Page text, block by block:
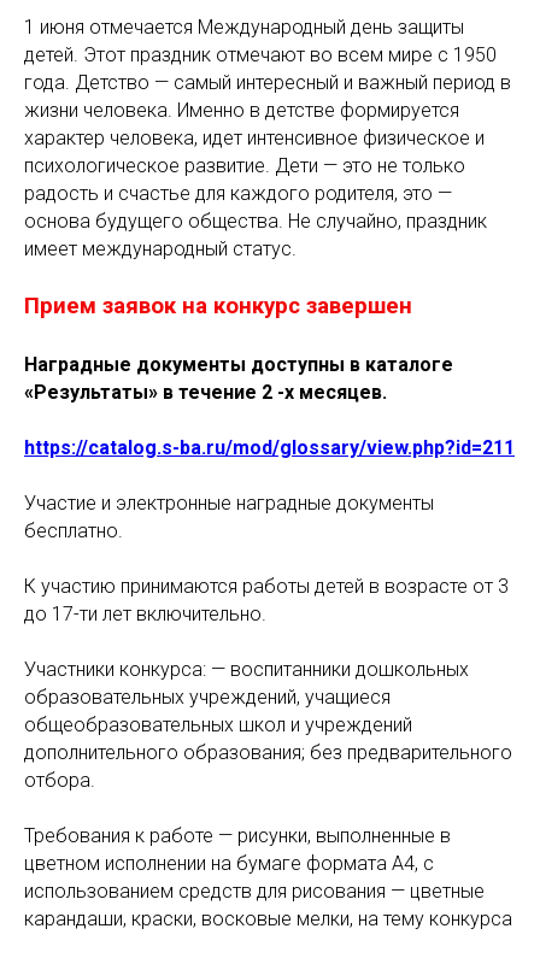
1 июня отмечается Международный день защиты
детей. Этот праздник отмечают во всем мире с 1950
года. Детство — самый интересный и важный период в
жизни человека. Именно в детстве формируется
характер человека, идет интенсивное физическое и
психологическое развитие. Дети — это не только
радость и счастье для каждого родителя, это —
основа будущего общества. Не случайно, праздник
имеет международный статус.
Прием заявок на конкурс завершен
Наградные документы доступны в каталоге
«Результаты» в течение 2 -х месяцев.
https://catalog.s-ba.ru/mod/glossary/view.php?id=211
Участие и электронные наградные документы
бесплатно.
К участию принимаются работы детей в возрасте от 3
до 17-ти лет включительно.
Участники конкурса: — воспитанники дошкольных
образовательных учреждений, учащиеся
общеобразовательных школ и учреждений
дополнительного образования; без предварительного
отбора.
Требования к работе — рисунки, выполненные в
цветном исполнении на бумаге формата А4, с
использованием средств для рисования — цветные
карандаши, краски, восковые мелки, на тему конкурса